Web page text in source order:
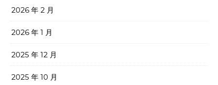
2026 年 2 月
2026 年 1 月
2025 年 12 月
2025 年 10 月